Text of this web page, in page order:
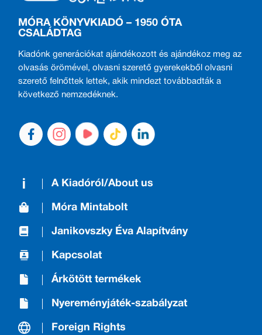
MÓRA KÖNYVKIADÓ – 1950 ÓTA
CSALÁDTAG
Kiadónk generációkat ajándékozott és ajándékoz meg az
olvasás örömével, olvasni szerető gyerekekből olvasni
szerető felnőttek lettek, akik mindezt továbbadták a
következő nemzedéknek.
A Kiadóról/About us
Móra Mintabolt
Janikovszky Éva Alapítvány
Kapcsolat
Árkötött termékek
Nyereményjáték-szabályzat
Foreign Rights